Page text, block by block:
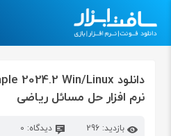
نرم افزار حل مسائل ریاضی
بازدید: 296 دیدگاه: 0